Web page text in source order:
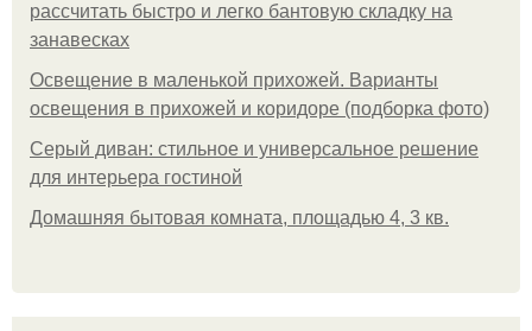
рассчитать быстро и легко бантовую складку на
занавесках
Освещение в маленькой прихожей. Варианты
освещения в прихожей и коридоре (подборка фото)
Серый диван: стильное и универсальное решение
для интерьера гостиной
Домашняя бытовая комната, площадью 4, 3 кв.